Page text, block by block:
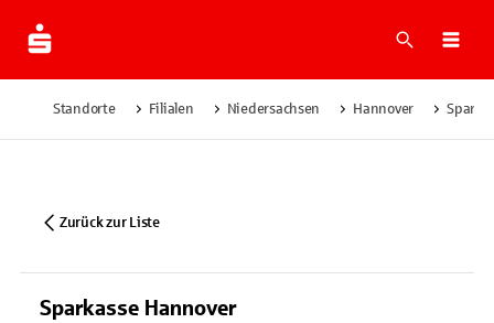
Suche
Standorte Filialen Niedersachsen Hannover
Zurück zur Liste
Sparkasse Hannover